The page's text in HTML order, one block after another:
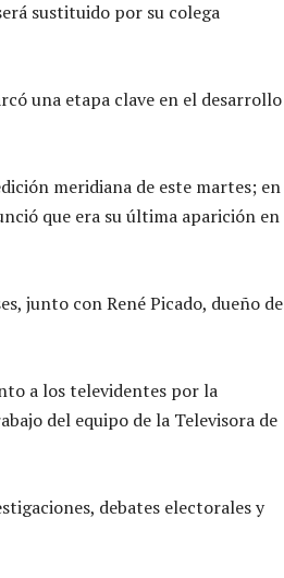
sustituido por su colega
una etapa clave en el desarrollo
meridiana de este martes; en
que era su última aparición en
junto con René Picado, dueño de
a los televidentes por la
del equipo de la Televisora de
debates electorales y